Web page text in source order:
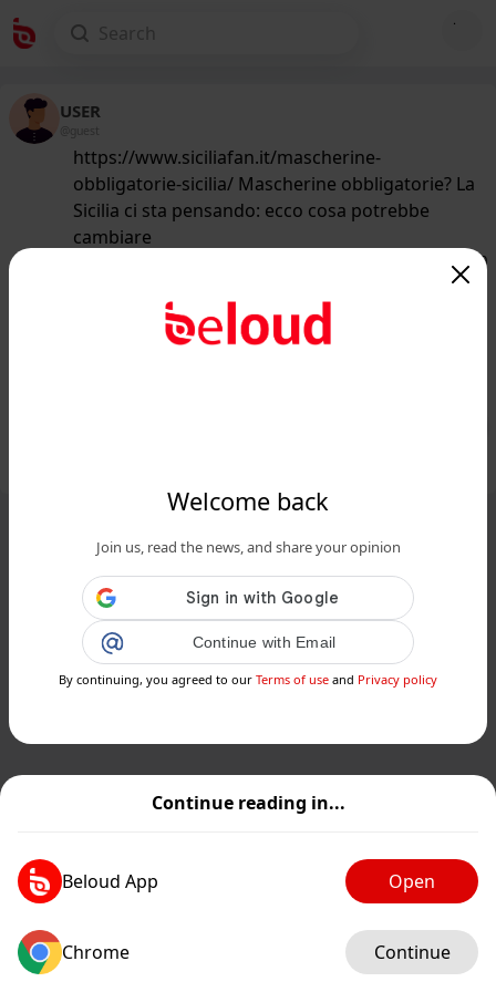
Continue reading in...
Beloud App Open
Chrome Continue
Welcome back
Join us, read the news, and share your opinion
Continue with Email
By continuing, you agreed to our Terms of use and Privacy policy
USER
@guest
https://www.siciliafan.it/mascherine-
obbligatorie-sicilia/ Mascherine obbligatorie? La
Sicilia ci sta pensando: ecco cosa potrebbe
cambiare
/50
Mascherine obbligatorie? La Sicilia ci
sta pensando: ecco cosa potrebbe